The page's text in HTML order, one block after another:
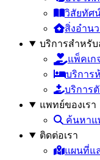
วิสัยทัศ
สิ่งอำน
บริการสำหรั
แพ็คเก
บริการ
บริการ
แพทย์ของเรา
ค้นหาแ
ติดต่อเรา
แผนที่แ